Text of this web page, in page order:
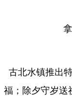
古北水镇推出
福；除夕守岁送